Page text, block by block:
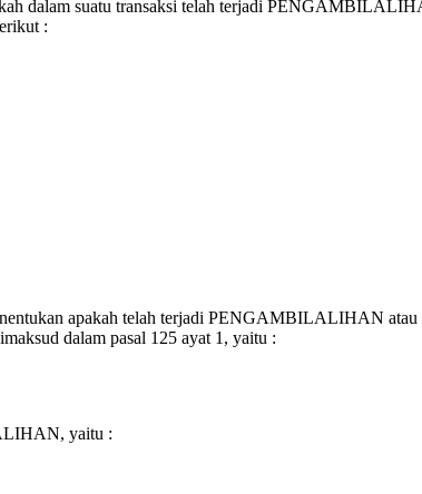
dalam suatu transaksi telah terjadi
:
apakah telah terjadi PENGAMBILALIHAN atau
dalam pasal 125 ayat 1, yaitu :
yaitu :